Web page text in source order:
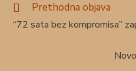
Prethodna objava
“72 sata bez kompromisa”